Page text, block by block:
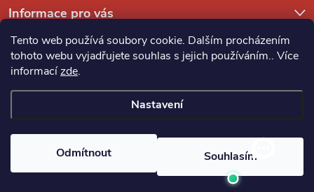
Tento web používá soubory cookie. Dalším procházením
tohoto webu vyjadřujete souhlas s jejich používáním.. Více
informacízde.
Nastavení
Odmítnout Souhlasím
Informace pro vás
Elektrospoj s.r.o.. Všechna práva vyhrazena.